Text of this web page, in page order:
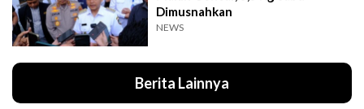
Dimusnahkan
NEWS
Berita Lainnya